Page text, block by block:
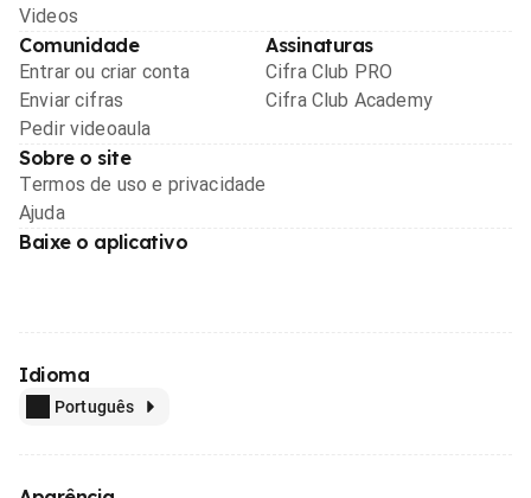
Videos
Comunidade
Entrar ou criar conta
Enviar cifras
Pedir videoaula
Assinaturas
Cifra Club PRO
Cifra Club Academy
Sobre o site
Termos de uso e privacidade
Ajuda
Baixe o aplicativo
Idioma
Português